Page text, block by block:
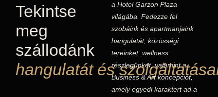
Tekintse
meg
szállodánk
hangulatát és
a Hotel Garzon Plaza
világába. Fedezze fel
szobáink és apartmanjaink
hangulatát, közösségi
tereinket, wellness
részlegünket, valamint a
Business & Art koncepciót,
amely egyedi karaktert ad a